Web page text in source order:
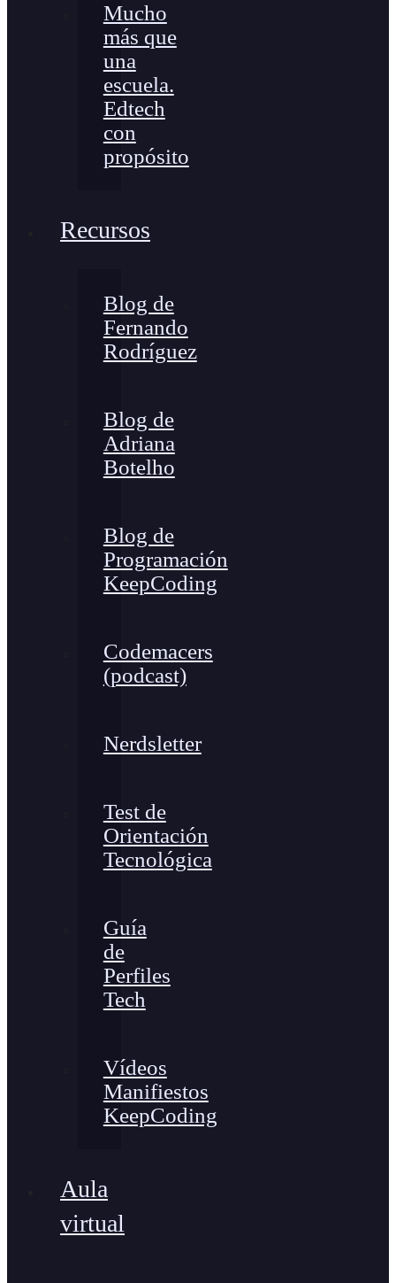
Mucho
más que
una
escuela.
Edtech
con
propósito
Recursos
Blog de
Fernando
Rodríguez
Blog de
Adriana
Botelho
Blog de
Programación
KeepCoding
Codemacers
(podcast)
Nerdsletter
Test de
Orientación
Tecnológica
Guía
de
Perfiles
Tech
Vídeos
Manifiestos
KeepCoding
Aula
virtual